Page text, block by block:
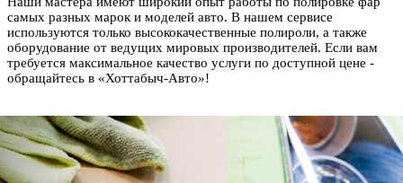
самых разных марок и моделей авто. В нашем сервисе
используются только высококачественные полироли, а также
оборудование от ведущих мировых производителей. Если вам
требуется максимальное качество услуги по доступной цене -
обращайтесь в «Хоттабыч-Авто»!